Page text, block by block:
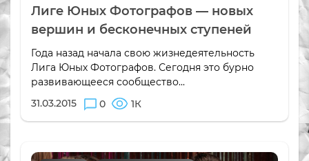
Лиге Юных Фотографов — новых
вершин и бесконечных ступеней
Года назад начала свою жизнедеятельность
Лига Юных Фотографов. Сегодня это бурно
развивающееся сообщество...
31.03.2015
0 1К